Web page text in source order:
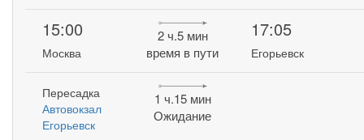
15:00
Москва
2 ч.5 мин
время в пути
17:05
Егорьевск
Пересадка
Автовокзал
Егорьевск
1 ч.15 мин
Ожидание